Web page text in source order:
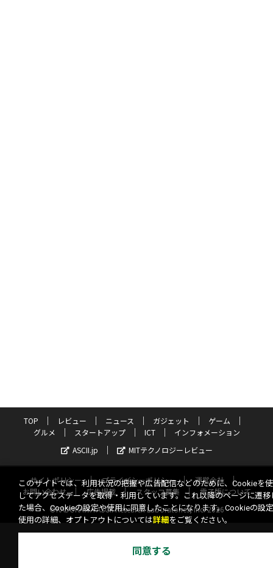
TOP レビュー ニュース ガジェット
ゲーム
グルメ
スタートアップ ICT
インフォメーション
ASCII.jp
MITテクノロジーレビュー
サイトポリシー プライバシーポリシー
運営会社
お問い合わせ
広告掲載 スタッフ募集
電子版について
©KADOKAWA ASCII Research Laboratories, Inc. 2026
このサイトでは、利用状況の把握や広告配信などのために、Cookieを
してアクセスデータを取得・利用しています。これ以降のページに遷移
た場合、Cookieの設定や使用に同意したことになります。Cookieの設
使用の詳細、オプトアウトについては詳細 をご覧ください。
同意する